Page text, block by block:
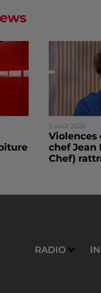
5 août 2026
Violences
chef Jean
Chef)
RADIO